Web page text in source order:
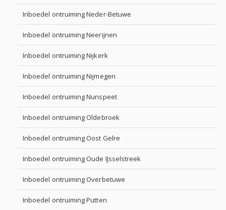
Inboedel ontruiming Neder-Betuwe
Inboedel ontruiming Neerijnen
Inboedel ontruiming Nijkerk
Inboedel ontruiming Nijmegen
Inboedel ontruiming Nunspeet
Inboedel ontruiming Oldebroek
Inboedel ontruiming Oost Gelre
Inboedel ontruiming Oude IJsselstreek
Inboedel ontruiming Overbetuwe
Inboedel ontruiming Putten